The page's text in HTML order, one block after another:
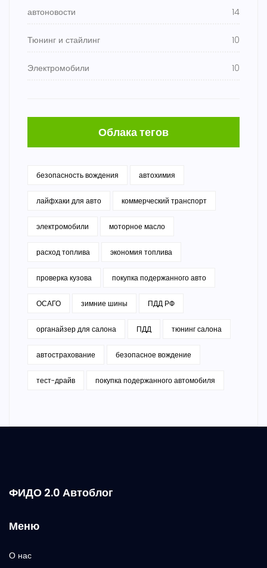
автоновости 14
Тюнинг и стайлинг 10
Электромобили 10
Облака тегов
безопасность вождения автохимия
лайфхаки для авто коммерческий транспорт
электромобили моторное масло
расход топлива экономия топлива
проверка кузова покупка подержанного авто
ОСАГО зимние шины ПДД РФ
органайзер для салона ПДД тюнинг салона
автострахование безопасное вождение
тест-драйв покупка подержанного автомобиля
ФИДО 2.0 Автоблог
Меню
О нас